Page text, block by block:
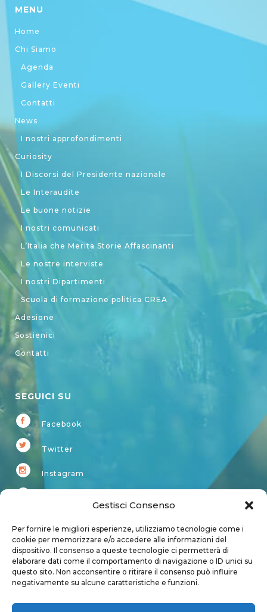
Gestisci Consenso
Per fornire le migliori esperienze, utilizziamo tecnologie come i
cookie per memorizzare e/o accedere alle informazioni del
dispositivo. Il consenso a queste tecnologie ci permetterà di
elaborare dati come il comportamento di navigazione o ID unici su
questo sito. Non acconsentire o ritirare il consenso può influire
negativamente su alcune caratteristiche e funzioni.
MENU
Home
Chi Siamo
Agenda
Gallery Eventi
Contatti
News
I nostri approfondimenti
Curiosity
I Discorsi del Presidente nazionale
Le Interaudite
Le buone notizie
I nostri comunicati
L’Italia che Merita Storie Affascinanti
Le nostre interviste
I nostri Dipartimenti
Scuola di formazione politica CREA
Adesione
Sostienici
Contatti
SEGUICI SU
Facebook
Twitter
Instagram
Account
Login